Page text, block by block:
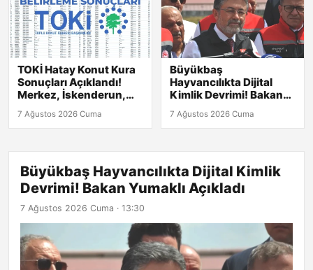
TOKİ Hatay Konut Kura
Sonuçları Açıklandı!
Merkez, İskenderun,
Kırıkhan ve Diğer
İlçelerdeki Listeler
7 Ağustos 2026 Cuma
Büyükbaş
Hayvancılıkta Dijital
Kimlik Devrimi! Bakan
Yumaklı Açıkladı
7 Ağustos 2026 Cuma
Büyükbaş Hayvancılıkta Dijital Kimlik
Devrimi! Bakan Yumaklı Açıkladı
7 Ağustos 2026 Cuma · 13:30